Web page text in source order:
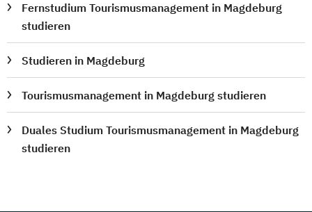
Fernstudium Tourismusmanagement in Magdeburg
studieren
Studieren in Magdeburg
Tourismusmanagement in Magdeburg studieren
Duales Studium Tourismusmanagement in Magdeburg
studieren